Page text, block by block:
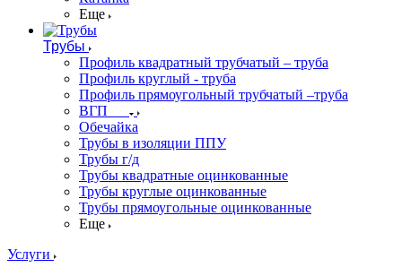
Еще
Трубы
Профиль квадратный трубчатый – труба
Профиль круглый - труба
Профиль прямоугольный трубчатый –труба
ВГП
Обечайка
Трубы в изоляции ППУ
Трубы г/д
Трубы квадратные оцинкованные
Трубы круглые оцинкованные
Трубы прямоугольные оцинкованные
Еще
Услуги